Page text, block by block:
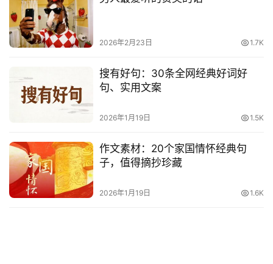
2026年2月23日 1.7K
搜有好句：30条全网经典好词好
句、实用文案
2026年1月19日 1.5K
作文素材：20个家国情怀经典句
子，值得摘抄珍藏
2026年1月19日 1.6K